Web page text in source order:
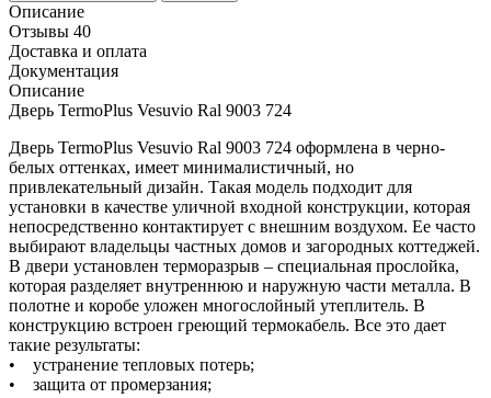
Описание
Отзывы 40
Доставка и оплата
Документация
Описание
Дверь TermoPlus Vesuvio Ral 9003 724
Дверь TermoPlus Vesuvio Ral 9003 724 оформлена в черно-
белых оттенках, имеет минималистичный, но
привлекательный дизайн. Такая модель подходит для
установки в качестве уличной входной конструкции, которая
непосредственно контактирует с внешним воздухом. Ее часто
выбирают владельцы частных домов и загородных коттеджей.
В двери установлен терморазрыв – специальная прослойка,
которая разделяет внутреннюю и наружную части металла. В
полотне и коробе уложен многослойный утеплитель. В
конструкцию встроен греющий термокабель. Все это дает
такие результаты:
• устранение тепловых потерь;
• защита от промерзания;